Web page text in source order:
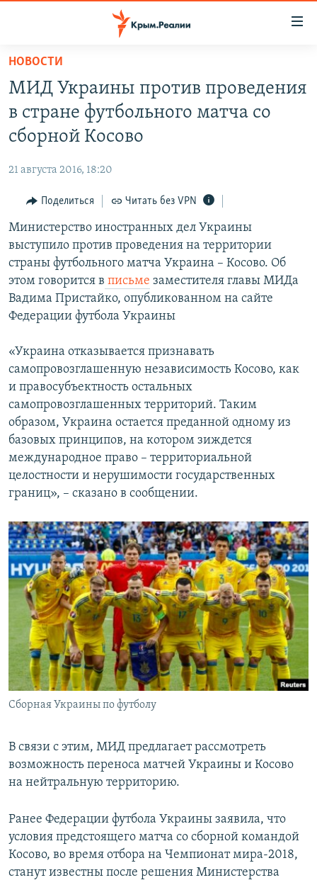
Вернуться
основному
содержанию
Вернутся
главной
навигации
Вернутся
поиску
СПЕЦПРОЕКТЫ
11 ЛЕТ ОККУПАЦИИ КРЫМА. 11 ИСТОРИЙ СОПРОТИВЛЕНИЯ
ВОДА
ЕЩЕ
ИНТЕРАКТИВ
ИНФОГРАФИКА
ТЕЛЕПРОЕКТ КРЫМ.РЕАЛИИ
СОВЕТЫ ПРАВОЗАЩИТНИКОВ
ПРОПАВШИЕ БЕЗ ВЕСТИ
КРЫМ.НЕПОКОРЕННЫЙ
ELIFBE
УКРАИНСКАЯ ПРОБЛЕМА КРЫМА
РАДІО СВОБОДА
КАК ОБОЙТИ БЛОКИРОВКУ
Українською
Qırımtatar
Все сайты RFE/RL
НОВОСТИ
МИД Украины против проведения
в стране футбольного матча со
сборной Косово
21 августа 2016, 18:20
Поделиться Читать без VPN
Министерство иностранных дел Украины
выступило против проведения на территории
страны футбольного матча Украина – Косово. Об
этом говорится в письме заместителя главы МИДа
Вадима Пристайко, опубликованном на сайте
Федерации футбола Украины
«Украина отказывается признавать
самопровозглашенную независимость Косово, как
и правосубъектность остальных
самопровозглашенных территорий. Таким
образом, Украина остается преданной одному из
базовых принципов, на котором зиждется
международное право – территориальной
целостности и нерушимости государственных
границ», – сказано в сообщении.
Сборная Украины по футболу
В связи с этим, МИД предлагает рассмотреть
возможность переноса матчей Украины и Косово
на нейтральную территорию.
Ранее Федерации футбола Украины заявила, что
условия предстоящего матча со сборной командой
Косово, во время отбора на Чемпионат мира-2018,
станут известны после решения Министерства